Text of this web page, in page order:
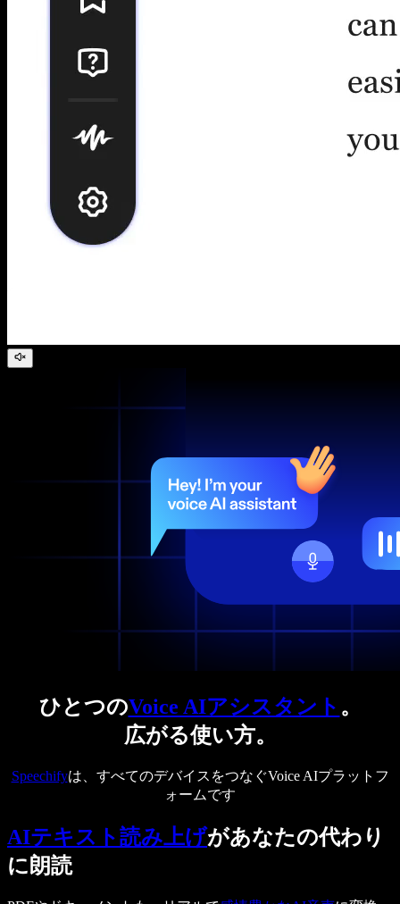
ひとつのVoice AIアシスタント 。
広がる使い方。
Speechifyは、すべてのデバイスをつなぐVoice AIプラットフ
ォームです
AIテキスト読み上げがあなたの代わり
に朗読